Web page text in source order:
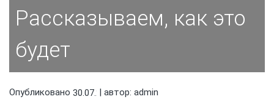
Рассказываем, как это
будет
Опубликовано 30.07.2021| автор: admin